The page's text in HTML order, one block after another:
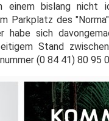
bislang nicht
Parkplatz des
habe sich
Stand
(0 84 41) 80 95